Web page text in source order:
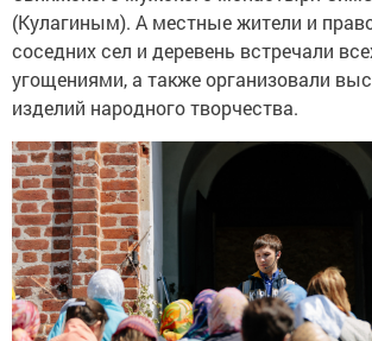
(Кулагиным). А местные жители и
соседних сел и деревень встречали
угощениями, а также организовали
изделий народного творчества.